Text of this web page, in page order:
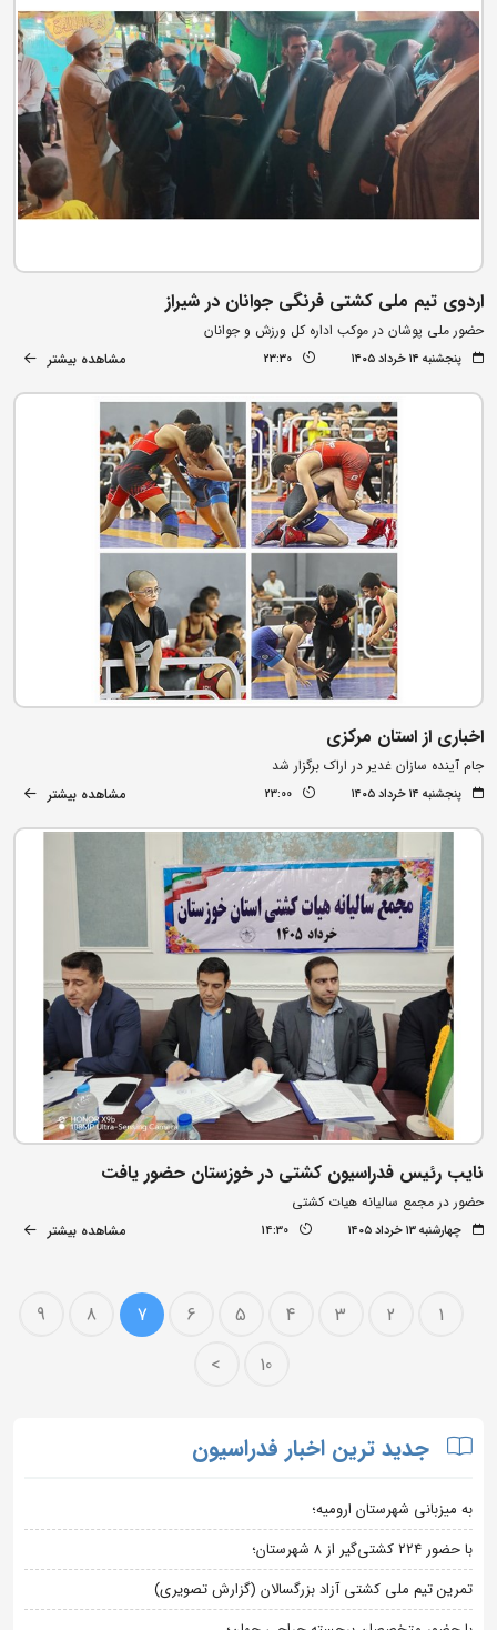
اردوی تیم ملی کشتی فرنگی جوانان در شیراز
حضور ملی پوشان در موکب اداره کل ورزش و جوانان
پنجشنبه ۱۴ خرداد ۱۴۰۵ 23:30 مشاهده بیشتر
اخباری از استان مرکزی
جام آینده‌ سازان غدیر در اراک برگزار شد
پنجشنبه ۱۴ خرداد ۱۴۰۵ 23:00 مشاهده بیشتر
نایب رئیس فدراسیون کشتی در خوزستان حضور یافت
حضور در مجمع سالیانه هیات کشتی
چهارشنبه ۱۳ خرداد ۱۴۰۵ 14:30 مشاهده بیشتر
1
2
3
4
5
6
7
8
9
10
>
جدید ترین اخبار فدراسیون
به میزبانی شهرستان ارومیه؛
با حضور ۲۲۴ کشتی‌گیر از ۸ شهرستان؛
تمرین تیم ملی کشتی آزاد بزرگسالان (گزارش تصویری)